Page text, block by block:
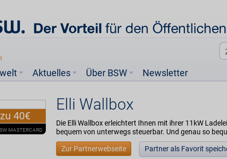
Aktuelles Über BSW Newsletter
40€
MASTERCARD
Elli Wallbox
Die Elli Wallbox erleichtert Ihnen mit ihrer 11kW
bequem von unterwegs steuerbar. Und genau so
Zur Partnerwebseite Partner als Favorit